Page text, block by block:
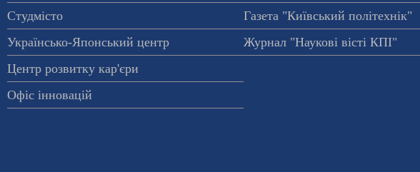
Студмісто
Українсько-Японський центр
Центр розвитку кар'єри
Офіс інновацій
Газета "Київський політехнік"
Журнал "Наукові вісті КПІ"